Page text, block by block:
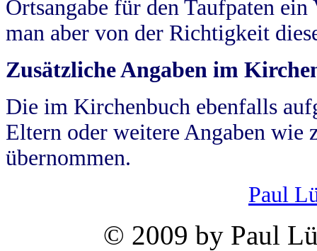
Ortsangabe für den Taufpaten
man aber von der Richtigkeit
Zusätzliche Angaben im
Die im Kirchenbuch ebenfalls
Eltern oder weitere Angaben wie
übernommen.
Paul
© 2009 by Paul